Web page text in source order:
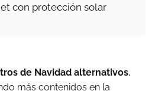
con protección solar
de Navidad alternativos,
más contenidos en la